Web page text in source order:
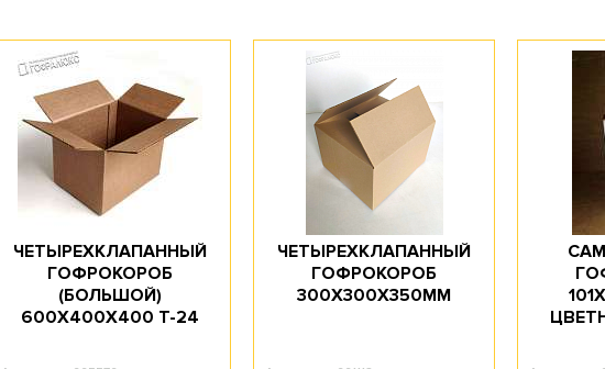
ЧЕТЫРЕХКЛАПАННЫЙ
ГОФРОКОРОБ
(БОЛЬШОЙ)
600Х400Х400 T-24
ЧЕТЫРЕХКЛАПАННЫЙ
ГОФРОКОРОБ
300Х300Х350ММ